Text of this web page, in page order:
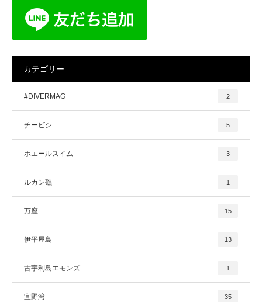
カテゴリー
#DIVERMAG 2
チービシ 5
ホエールスイム 3
ルカン礁 1
万座 15
伊平屋島 13
古宇利島エモンズ 1
宜野湾 35